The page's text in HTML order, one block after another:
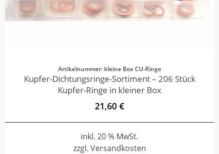
Artikelnummer: kleine Box CU-Ringe
Kupfer-Dichtungsringe-Sortiment – 206 Stück
Kupfer-Ringe in kleiner Box
21,60 €
inkl. 20 % MwSt.
zzgl. Versandkosten